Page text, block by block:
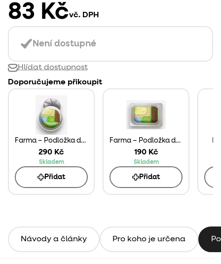
můžete jak kvolné hře
přivzdělávání, nebo jako součást
83 Kčvč. DPH
Není dostupné
Hlídat dostupnost
Doporučujeme přikoupit
Farma – Podložka do Play Tray
290 Kč
Skladem
Přidat
Farma – Podložka do Trofast Boxu
190 Kč
Skladem
Přidat
Návody a články Pro koho je určena